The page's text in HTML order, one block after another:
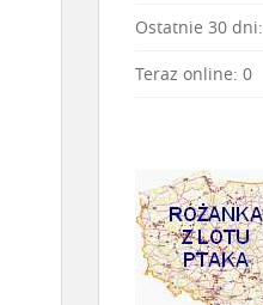
Ostatnie 30 dni:
Teraz online: 0